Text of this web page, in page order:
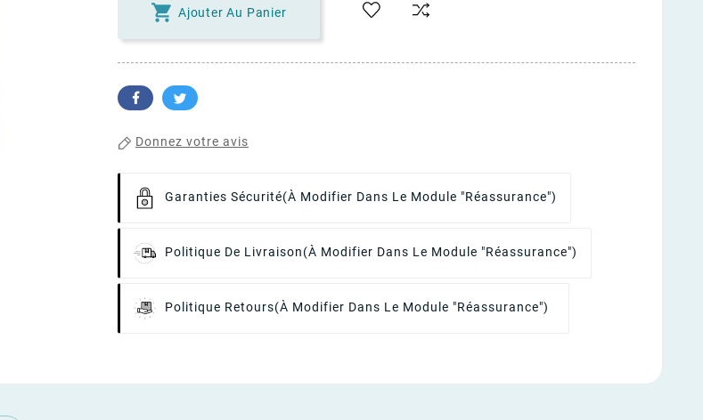
 Ajouter Au Panier
Donnez votre avis
Garanties Sécurité(à Modifier Dans Le Module "Réassurance")
Politique De Livraison(à Modifier Dans Le Module "Réassurance")
Politique Retours(à Modifier Dans Le Module "Réassurance")